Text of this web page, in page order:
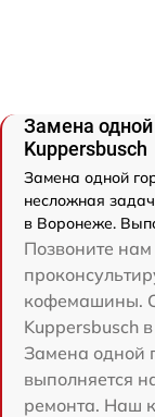
Замена
Kuppersbusch
Замена одной
несложная
в Воронеже.
Позвоните
кофемашины.
Kuppersbusch
Замена одной
выполняется
ремонта. Наш